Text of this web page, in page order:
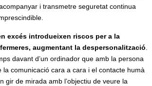
i transmetre seguretat continua
excés introdueixen riscos per a la
augmentant la despersonalització.
davant d’un ordinador que amb la persona
la comunicació cara a cara i el contacte humà
gir de mirada amb l’objectiu de veure la